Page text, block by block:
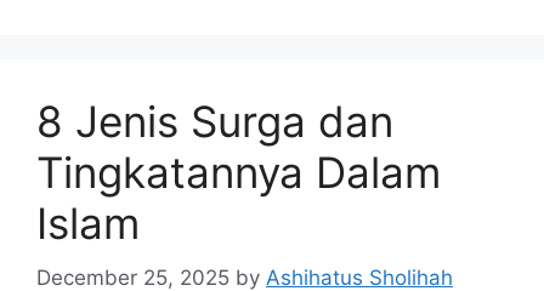
8 Jenis Surga dan
Tingkatannya Dalam
Islam
December 25, 2025 by Ashihatus Sholihah